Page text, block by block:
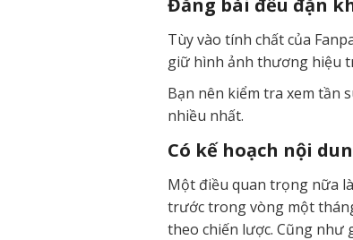
Tùy vào tính chất của
giữ hình ảnh thương hiệu
Bạn nên kiểm tra xem tần
nhiều nhất.
Có kế hoạch nội
Một điều quan trọng nữa
trước trong vòng một
theo chiến lược. Cũng như